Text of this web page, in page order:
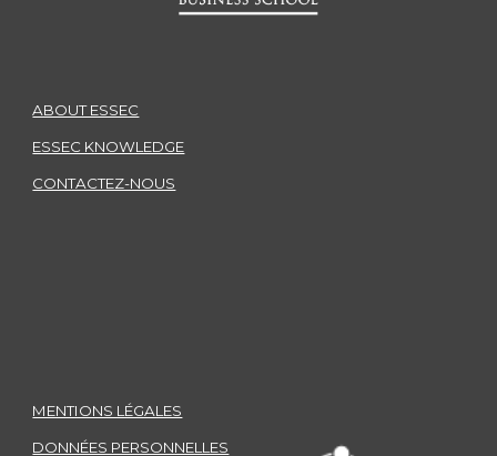
ABOUT ESSEC
ESSEC KNOWLEDGE
CONTACTEZ-NOUS
MENTIONS LÉGALES
DONNÉES PERSONNELLES